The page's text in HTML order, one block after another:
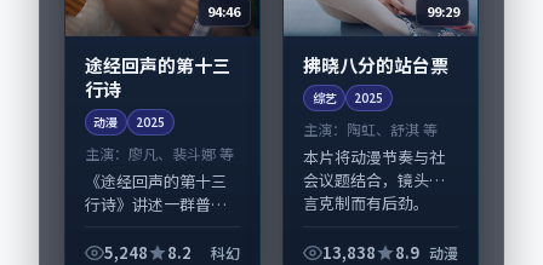
94:46
途经回声的第十三
行诗
动漫 2025
主演： 廖凡、裴斗娜 等
《途经回声的第十三
行诗》讲述一群普通
改写人生轨迹的故
5,248 8.2 科幻
99:29
拂晓八分的站台票
综艺 2025
主演： 陶虹、舒淇 等
本片将动漫节奏与社
会议题结合，镜头语
言克制而有后劲。
票》由洪尚秀掌舵，
13,838 8.9 动漫